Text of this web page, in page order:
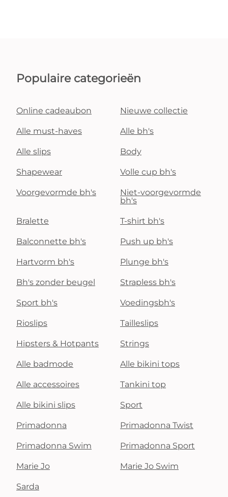
Populaire categorieën
Online cadeaubon Nieuwe collectie
Alle must-haves Alle bh's
Alle slips Body
Shapewear Volle cup bh's
Voorgevormde bh's
Niet-voorgevormde
bh's
Bralette T-shirt bh's
Balconnette bh's Push up bh's
Hartvorm bh's Plunge bh's
Bh's zonder beugel Strapless bh's
Sport bh's Voedingsbh's
Rioslips Tailleslips
Hipsters & Hotpants Strings
Alle badmode Alle bikini tops
Alle accessoires Tankini top
Alle bikini slips Sport
Primadonna Primadonna Twist
Primadonna Swim Primadonna Sport
Marie Jo Marie Jo Swim
Sarda